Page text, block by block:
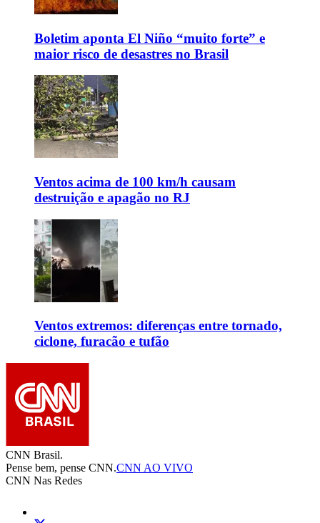
Boletim aponta El Niño “muito forte” e
maior risco de desastres no Brasil
Ventos acima de 100 km/h causam
destruição e apagão no RJ
Ventos extremos: diferenças entre tornado,
ciclone, furacão e tufão
CNN Brasil.
Pense bem, pense CNN.CNN AO VIVO
CNN Nas Redes